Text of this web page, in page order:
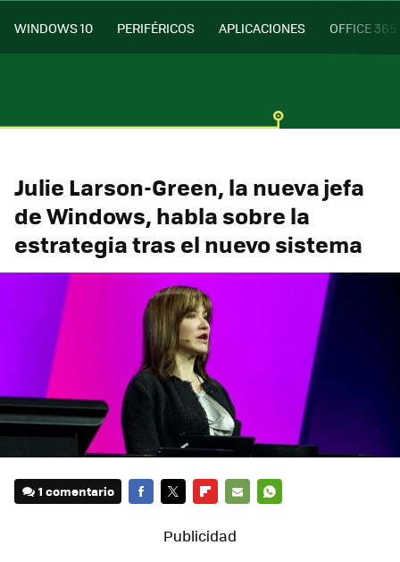
WINDOWS 10 PERIFÉRICOS APLICACIONES OFFICE 365
Julie Larson-Green, la nueva jefa
de Windows, habla sobre la
estrategia tras el nuevo sistema
1 comentario
MAIL